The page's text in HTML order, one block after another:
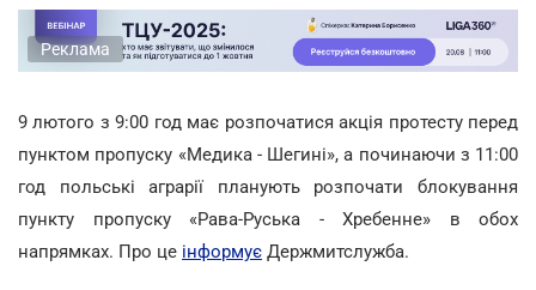
Реклама
9 лютого з 9:00 год має розпочатися акція протесту перед
пунктом пропуску «Медика - Шегині», а починаючи з 11:00
год польські аграрії планують розпочати блокування
пункту пропуску «Рава-Руська - Хребенне» в обох
напрямках. Про це інформує Держмитслужба.